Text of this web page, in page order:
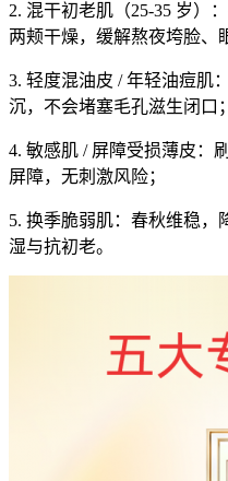
2. 混干初老肌（25-35 岁）
两颊干燥，缓解熬夜垮脸、
3. 轻度混油皮 / 年轻油痘肌
沉，不会堵塞毛孔滋生闭口
4. 敏感肌 / 屏障受损薄皮：
屏障，无刺激风险；
5. 换季脆弱肌：春秋维稳，
湿与抗初老。